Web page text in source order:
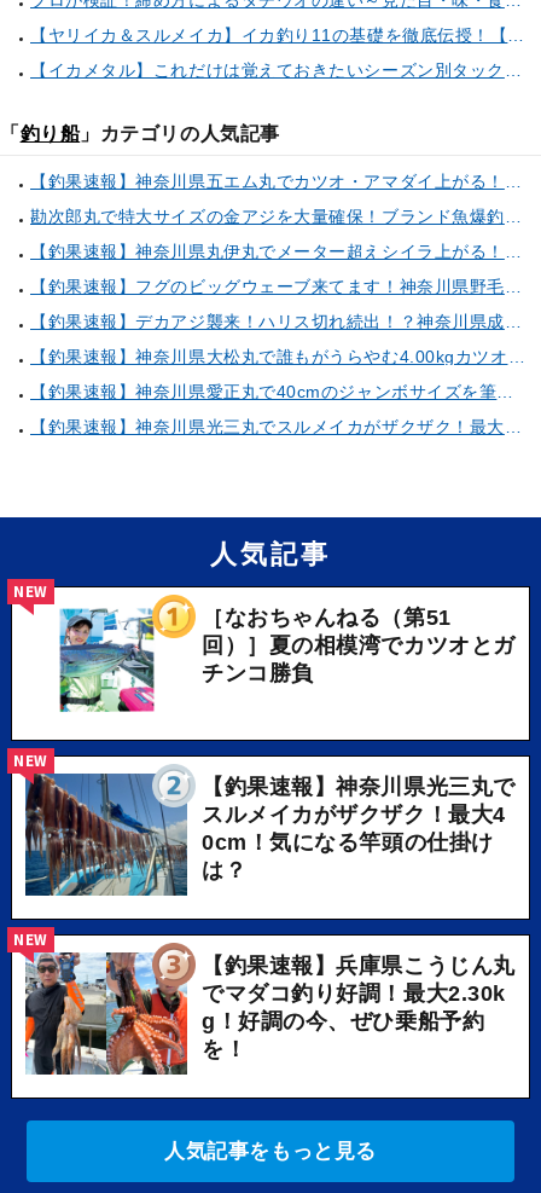
「 釣り船」カテゴリの人気記事
人気記事
［なおちゃんねる（第51
回）］夏の相模湾でカツオとガ
チンコ勝負
NEW
【釣果速報】神奈川県光三丸で
スルメイカがザクザク！最大4
0cm！気になる竿頭の仕掛け
は？
NEW
【釣果速報】兵庫県こうじん丸
でマダコ釣り好調！最大2.30k
g！好調の今、ぜひ乗船予約
を！
NEW
人気記事をもっと見る